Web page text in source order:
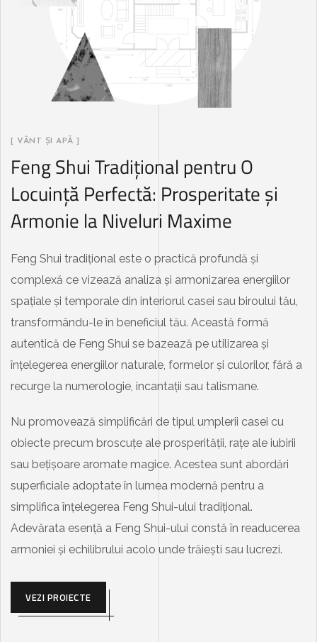
[ VÂNT ȘI APĂ ]
Feng Shui Tradițional pentru O
Locuință Perfectă: Prosperitate și
Armonie la Niveluri Maxime
Feng Shui tradițional este o practică profundă și
complexă ce vizează analiza și armonizarea energiilor
spațiale și temporale din interiorul casei sau biroului tău,
transformându-le în beneficiul tău. Această formă
autentică de Feng Shui se bazează pe utilizarea și
înțelegerea energiilor naturale, formelor și culorilor, fără a
recurge la numerologie, incantații sau talismane.
Nu promovează simplificări de tipul umplerii casei cu
obiecte precum broscuțe ale prosperității, rațe ale iubirii
sau bețișoare aromate magice. Acestea sunt abordări
superficiale adoptate în lumea modernă pentru a
simplifica înțelegerea Feng Shui-ului tradițional.
Adevărata esență a Feng Shui-ului constă în readucerea
armoniei și echilibrului acolo unde trăiești sau lucrezi.
VEZI PROIECTE